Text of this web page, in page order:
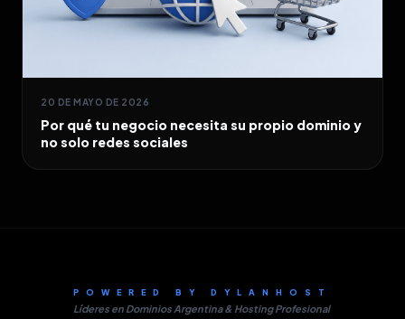
20 DE MAYO DE 2026
Por qué tu negocio necesita su propio dominio y
no solo redes sociales
POWERED BY DYLANHOST
Líderes en Dominios Argentina & Hosting Profesional